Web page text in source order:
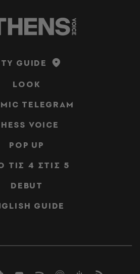
GUIDE
LOOK
TELEGRAM
VOICE
POP UP
ΤΙΣ 4 ΣΤΙΣ 5
DEBUT
GUIDE